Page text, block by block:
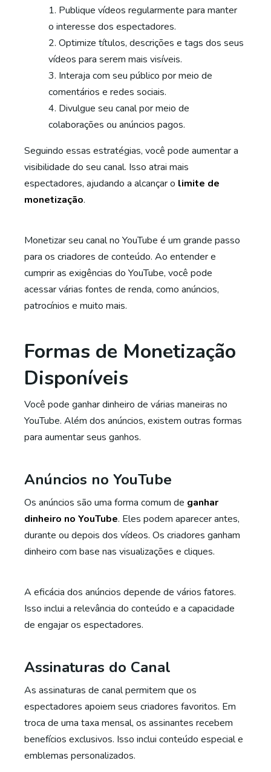
Publique vídeos regularmente para manter
o interesse dos espectadores.
Optimize títulos, descrições e tags dos seus
vídeos para serem mais visíveis.
Interaja com seu público por meio de
comentários e redes sociais.
Divulgue seu canal por meio de
colaborações ou anúncios pagos.
Seguindo essas estratégias, você pode aumentar a
visibilidade do seu canal. Isso atrai mais
espectadores, ajudando a alcançar o limite de
monetização.
Monetizar seu canal no YouTube é um grande passo
para os criadores de conteúdo. Ao entender e
cumprir as exigências do YouTube, você pode
acessar várias fontes de renda, como anúncios,
patrocínios e muito mais.
Formas de Monetização
Disponíveis
Você pode ganhar dinheiro de várias maneiras no
YouTube. Além dos anúncios, existem outras formas
para aumentar seus ganhos.
Anúncios no YouTube
Os anúncios são uma forma comum de ganhar
dinheiro no YouTube. Eles podem aparecer antes,
durante ou depois dos vídeos. Os criadores ganham
dinheiro com base nas visualizações e cliques.
A eficácia dos anúncios depende de vários fatores.
Isso inclui a relevância do conteúdo e a capacidade
de engajar os espectadores.
Assinaturas do Canal
As assinaturas de canal permitem que os
espectadores apoiem seus criadores favoritos. Em
troca de uma taxa mensal, os assinantes recebem
benefícios exclusivos. Isso inclui conteúdo especial e
emblemas personalizados.